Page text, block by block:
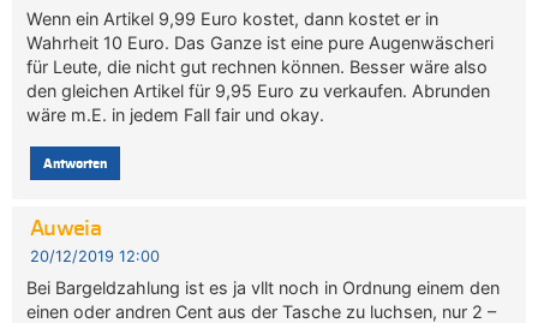
Wenn ein Artikel 9,99 Euro kostet, dann kostet er in
Wahrheit 10 Euro. Das Ganze ist eine pure Augenwäscheri
für Leute, die nicht gut rechnen können. Besser wäre also
den gleichen Artikel für 9,95 Euro zu verkaufen. Abrunden
wäre m.E. in jedem Fall fair und okay.
Antworten
Auweia
20/12/2019 12:00
Bei Bargeldzahlung ist es ja vllt noch in Ordnung einem den
einen oder andren Cent aus der Tasche zu luchsen, nur 2 –